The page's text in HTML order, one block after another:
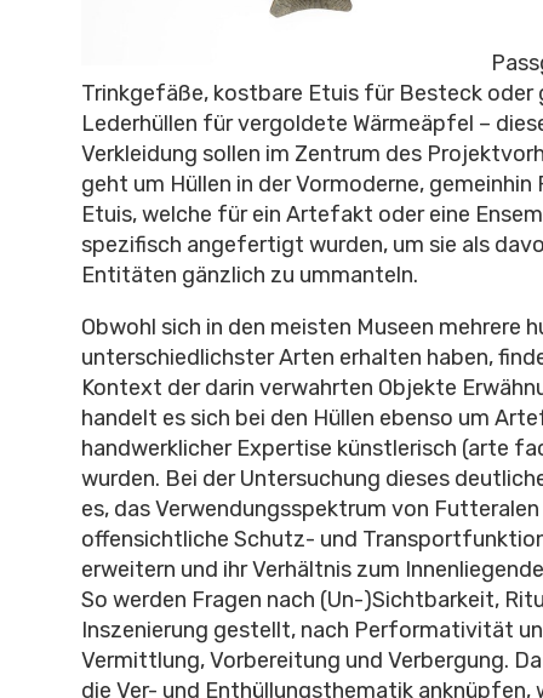
Trinkgefäße, kostbare Etuis für Besteck oder
Lederhüllen für vergoldete Wärmeäpfel –
Verkleidung sollen im Zentrum des
geht um Hüllen in der Vormoderne,
Etuis, welche für ein Artefakt oder eine
spezifisch angefertigt wurden, um sie als
Entitäten gänzlich zu ummanteln.
Obwohl sich in den meisten Museen mehrere
unterschiedlichster Arten erhalten haben,
Kontext der darin verwahrten Objekte
handelt es sich bei den Hüllen ebenso um
handwerklicher Expertise künstlerisch (arte
wurden. Bei der Untersuchung dieses
es, das Verwendungsspektrum von Futteralen
offensichtliche Schutz- und
erweitern und ihr Verhältnis zum
So werden Fragen nach (Un-)Sichtbarkeit,
Inszenierung gestellt, nach Performativität
Vermittlung, Vorbereitung und Verbergung.
die Ver- und Enthüllungsthematik anknüpfen,